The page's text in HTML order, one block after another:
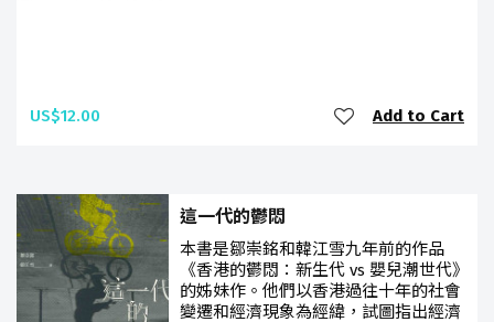
US$12.00 Add to Cart
這一代的鬱悶
本書是鄒崇銘和韓江雪九年前的作品
《香港的鬱悶：新生代 vs 嬰兒潮世代》
的姊妹作。他們以香港過往十年的社會
變遷和經濟現象為經緯，試圖指出經濟